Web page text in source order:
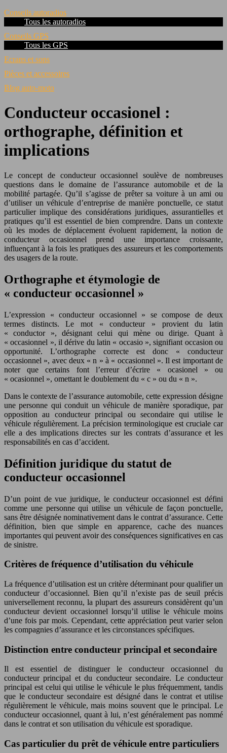
Conseils autoradios
Tous les autoradios
Conseils GPS
Tous les GPS
Ecrans et sons
Pièces et accessoires
Blog auto-moto
Conducteur occasionel :
orthographe, définition et
implications
Le concept de conducteur occasionnel soulève de nombreuses
questions dans le domaine de l’assurance automobile et de la
mobilité partagée. Qu’il s’agisse de prêter sa voiture à un ami ou
d’utiliser un véhicule d’entreprise de manière ponctuelle, ce statut
particulier implique des considérations juridiques, assurantielles et
pratiques qu’il est essentiel de bien comprendre. Dans un contexte
où les modes de déplacement évoluent rapidement, la notion de
conducteur occasionnel prend une importance croissante,
influençant à la fois les pratiques des assureurs et les comportements
des usagers de la route.
Orthographe et étymologie de
« conducteur occasionnel »
L’expression « conducteur occasionnel » se compose de deux
termes distincts. Le mot « conducteur » provient du latin
« conductor », désignant celui qui mène ou dirige. Quant à
« occasionnel », il dérive du latin « occasio », signifiant occasion ou
opportunité. L’orthographe correcte est donc « conducteur
occasionnel », avec deux « n » à « occasionnel ». Il est important de
noter que certains font l’erreur d’écrire « ocasionel » ou
« ocasionnel », omettant le doublement du « c » ou du « n ».
Dans le contexte de l’assurance automobile, cette expression désigne
une personne qui conduit un véhicule de manière sporadique, par
opposition au conducteur principal ou secondaire qui utilise le
véhicule régulièrement. La précision terminologique est cruciale car
elle a des implications directes sur les contrats d’assurance et les
responsabilités en cas d’accident.
Définition juridique du statut de
conducteur occasionnel
D’un point de vue juridique, le conducteur occasionnel est défini
comme une personne qui utilise un véhicule de façon ponctuelle,
sans être désignée nominativement dans le contrat d’assurance. Cette
définition, bien que simple en apparence, cache des nuances
importantes qui peuvent avoir des conséquences significatives en cas
de sinistre.
Critères de fréquence d’utilisation du véhicule
La fréquence d’utilisation est un critère déterminant pour qualifier un
conducteur d’occasionnel. Bien qu’il n’existe pas de seuil précis
universellement reconnu, la plupart des assureurs considèrent qu’un
conducteur devient occasionnel lorsqu’il utilise le véhicule moins
d’une fois par mois. Cependant, cette appréciation peut varier selon
les compagnies d’assurance et les circonstances spécifiques.
Distinction entre conducteur principal et secondaire
Il est essentiel de distinguer le conducteur occasionnel du
conducteur principal et du conducteur secondaire. Le conducteur
principal est celui qui utilise le véhicule le plus fréquemment, tandis
que le conducteur secondaire est désigné dans le contrat et utilise
régulièrement le véhicule, mais moins souvent que le principal. Le
conducteur occasionnel, quant à lui, n’est généralement pas nommé
dans le contrat et son utilisation du véhicule est sporadique.
Cas particulier du prêt de véhicule entre particuliers